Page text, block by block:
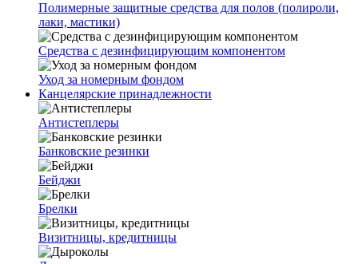
Полимерные защитные средства для полов (полироли,
лаки, мастики)
Средства с дезинфицирующим компонентом
Уход за номерным фондом
Канцелярские принадлежности
Антистеплеры
Банковские резинки
Бейджи
Брелки
Визитницы, кредитницы